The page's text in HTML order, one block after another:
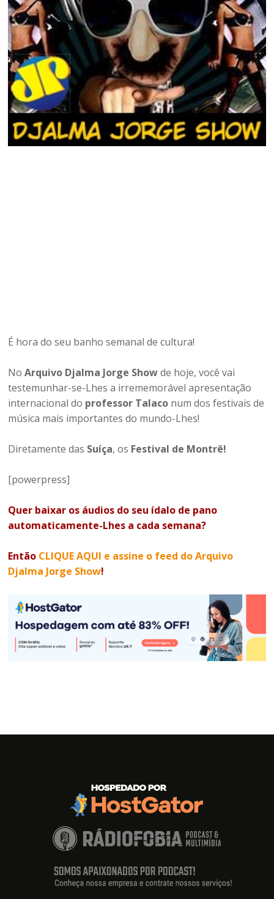
É hora do seu banho semanal de cultura!
NoArquivo Djalma Jorge Showde hoje, você vai
testemunhar-se-Lhes a irrememorável apresentação
internacional do professor Talaco num dos festivais de
música mais importantes do mundo-Lhes!
Diretamente das Suíça, os Festival de Montrê!
[powerpress]
Quer baixar os áudios do seu ídalo de pano
automaticamente-Lhes a cada semana?
Então CLIQUE AQUI e assine o feed do Arquivo
Djalma Jorge Show!